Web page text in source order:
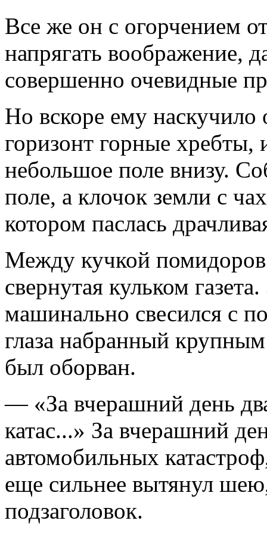
Все же он с огорчением
напрягать воображение,
совершенно очевидные
Но вскоре ему наскучило
горизонт горные хребты,
небольшое поле внизу.
поле, а клочок земли с
котором паслась
Между кучкой
свернутая кульком
машинально свесился с
глаза набранный
был оборван.
— «За вчерашний день
катас...» За вчерашний
автомобильных
еще сильнее вытянул
подзаголовок.